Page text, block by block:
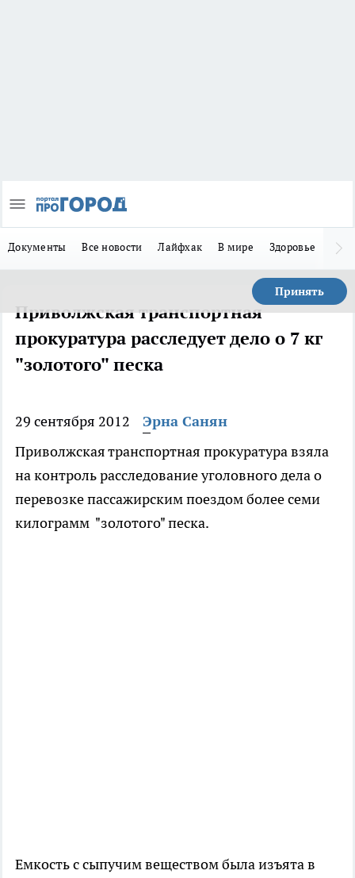
Документы Все новости Лайфхак В мире Здоровье
Принять
Приволжская транспортная
прокуратура расследует дело о 7 кг
"золотого" песка
29 сентября 2012
Эрна Санян
Приволжская транспортная прокуратура взяла
на контроль расследование уголовного дела о
перевозке пассажирским поездом более семи
килограмм "золотого" песка.
Емкость с сыпучим веществом была изъята в